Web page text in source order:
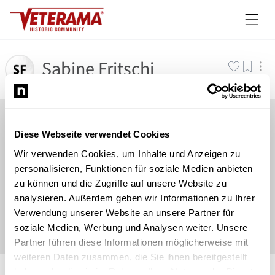
Diese Webseite verwendet Cookies
Wir verwenden Cookies, um Inhalte und Anzeigen zu
personalisieren, Funktionen für soziale Medien anbieten
zu können und die Zugriffe auf unsere Website zu
analysieren. Außerdem geben wir Informationen zu Ihrer
Verwendung unserer Website an unsere Partner für
soziale Medien, Werbung und Analysen weiter. Unsere
Partner führen diese Informationen möglicherweise mit
weiteren Daten zusammen, die Sie ihnen bereitgestellt
Sabine Fritschi
©Newsload /System